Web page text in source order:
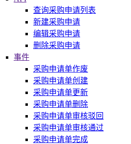
查询采购申请列表
新建采购申请
编辑采购申请
删除采购申请
事件
采购申请单作废
采购申请单创建
采购申请单更新
采购申请单删除
采购申请单审核驳回
采购申请单审核通过
采购申请单完成